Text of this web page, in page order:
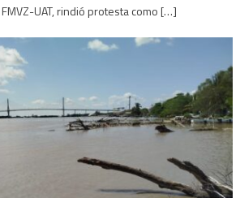
UAT, rindió protesta como […]